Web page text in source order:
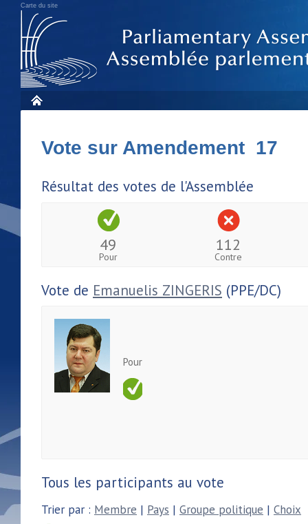
Carte du site
Vote sur Amendement 17
Résultat des votes de l'Assemblée
49
Pour
112
Contre
Vote de Emanuelis ZINGERIS (PPE/DC)
Pour
Tous les participants au vote
Trier par : Membre | Pays | Groupe politique | Choix